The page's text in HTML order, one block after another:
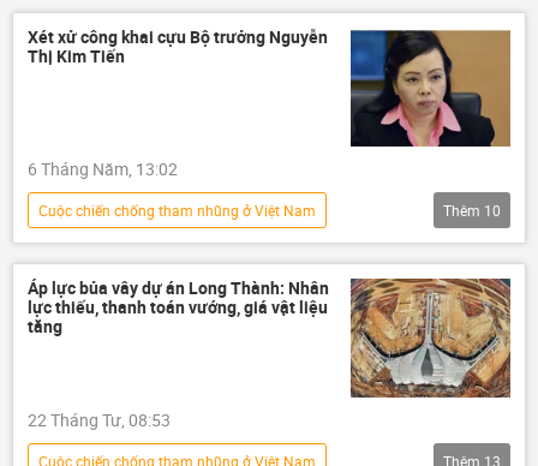
Tham ô tài sản
tham ô
Bộ Lao động - Thương binh và Xã hội
Xét xử công khai cựu Bộ trưởng Nguyễn
Thị Kim Tiến
6 Tháng Năm, 13:02
Сuộc chiến chống tham nhũng ở Việt Nam
Việt Nam
tham nhũng vặt
tham nhũng
Tham ô tài sản
tham ô
Bộ Y Tế Việt Nam
y tế
bệnh viện
Thêm 10
Áp lực bủa vây dự án Long Thành: Nhân
lực thiếu, thanh toán vướng, giá vật liệu
tăng
22 Tháng Tư, 08:53
Сuộc chiến chống tham nhũng ở Việt Nam
Thêm 13